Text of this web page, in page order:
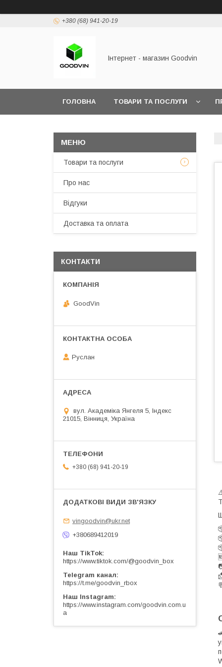
+380 (68) 941-20-19
Інтернет - магазин Goodvin
ГОЛОВНА ТОВАРИ ТА ПОСЛУГИ
Товари та послуги
Про нас
Відгуки
Доставка та оплата
КОНТАКТИ
GoodVin
Руслан
вул. Академіка Янгеля 5, Індекс
21015, Вінниця, Україна
+380 (68) 941-20-19
vingoodvin@ukr.net
+380689412019
Наш TikTok
https://www.tiktok.com/@goodvin_box
Telegram канал
https://t.me/goodvin_rbox
Наш Instagram
https://www.instagram.com/goodvin.com.u
a